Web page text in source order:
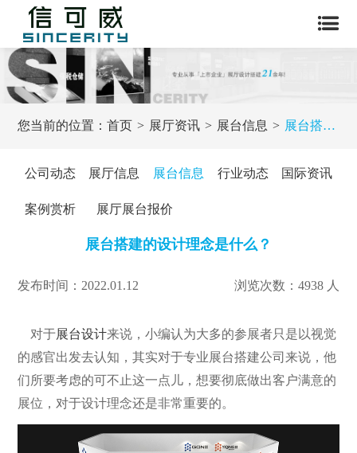
您当前的位置：首页 展厅资讯 展台信息 展台搭建的设计理念是什么？
公司动态 展厅信息 展台信息 行业动态 国际资讯
案例赏析 展厅展台报价
展台搭建的设计理念是什么？
发布时间：2022.01.12 浏览次数：4938 人
对于展台设计来说，小编认为大多的参展者只是以视觉
的感官出发去认知，其实对于专业展台搭建公司来说，他
们所要考虑的可不止这一点儿，想要彻底做出客户满意的
展位，对于设计理念还是非常重要的。